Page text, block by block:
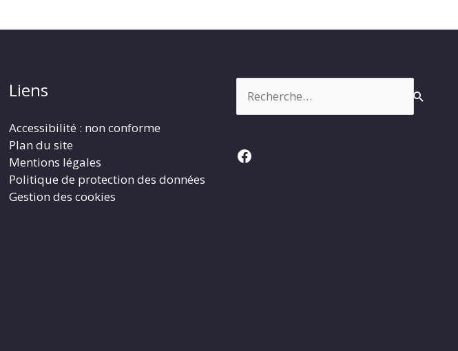
Liens
Accessibilité : non conforme
Plan du site
Mentions légales
Politique de protection des données
Gestion des cookies
Facebook